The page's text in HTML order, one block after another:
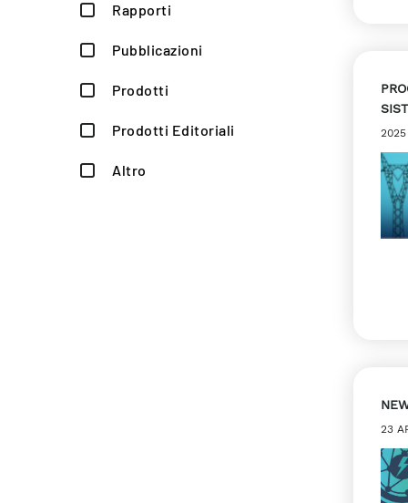
Rapporti
Pubblicazioni
Prodotti
Prodotti Editoriali
Altro
2025
23